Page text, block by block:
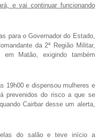
e vai continuar funcionando
para o Governador do Estado,
da 2ª Região Militar,
Matão, exigindo também
19h00 e dispensou mulheres e
prevenidos do risco a que se
Cairbar desse um alerta,
do salão e teve início a